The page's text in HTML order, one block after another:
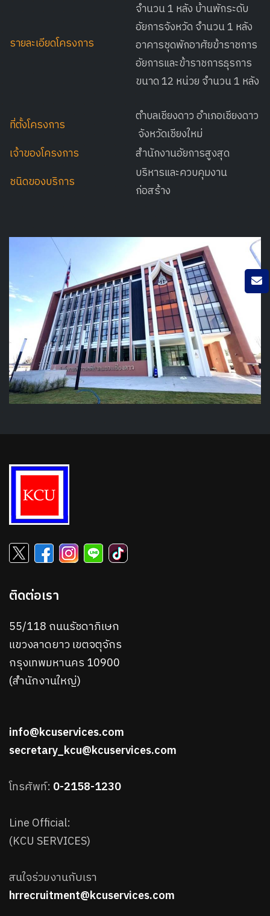
รายละเอียดโครงการ
จำนวน 1 หลัง บ้านพักระดับ
อัยการจังหวัด จำนวน 1 หลัง
อาคารชุดพักอาศัยข้าราชการ
อัยการและข้าราชการธุรการ
ขนาด 12 หน่วย จำนวน 1 หลัง
ที่ตั้งโครงการ
ตำบลเชียงดาว อำเภอเชียงดาว
จังหวัดเชียงใหม่
เจ้าของโครงการ
สำนักงานอัยการสูงสุด
ชนิดของบริการ
บริหารและควบคุมงาน
ก่อสร้าง
ติดต่อเรา
55/118 ถนนรัชดาภิเษก
แขวงลาดยาว เขตจตุจักร
กรุงเทพมหานคร 10900
(สำนักงานใหญ่)
info@kcuservices.com
secretary_kcu@kcuservices.com
โทรศัพท์: 0-2158-1230
Line Official:
(KCU SERVICES)
สนใจร่วมงานกับเรา
hrrecruitment@kcuservices.com